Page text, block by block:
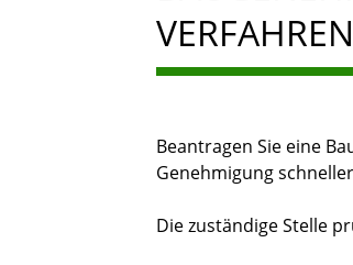
Beantragen Sie eine
Genehmigung
Die zuständige Stelle